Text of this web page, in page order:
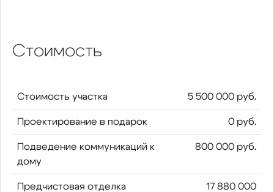
Стоимость
Стоимость участка 5 500 000 руб.
Проектирование в подарок 0 руб.
Подведение коммуникаций к
дому
800 000 руб.
Предчистовая отделка
17 880 000